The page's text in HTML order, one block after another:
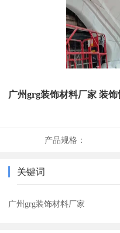
广州grg装饰材料厂家 装
产品规格：
关键词
广州grg装饰材料厂家